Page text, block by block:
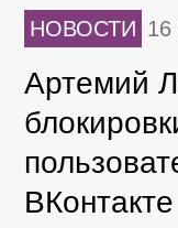
НОВОСТИ 16
Артемий
ВКонтакте